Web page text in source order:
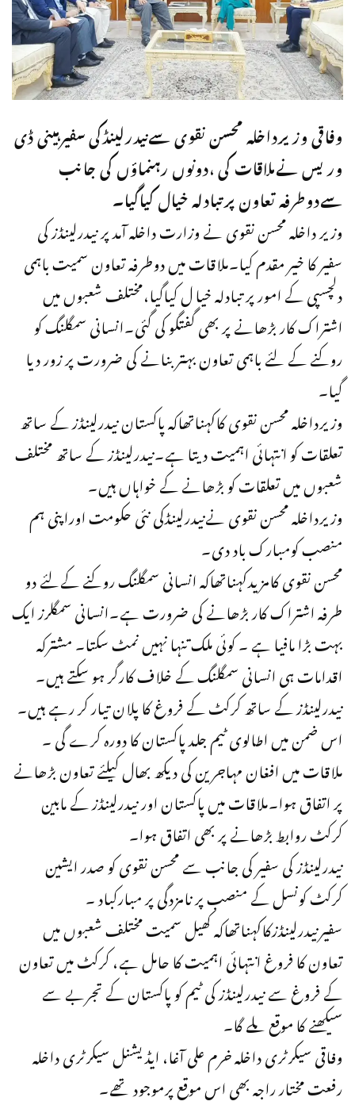
وفاقی وزیرداخلہ محسن نقوی سےنیدرلینڈکی سفیرہینی ڈی
وریس نےملاقات کی ،دونوں رہنماؤں کی جانب
سےدوطرفہ تعاون پرتبادلہ خیال کیاگیا۔
وزیر داخلہ محسن نقوی نے وزارت داخلہ آمد پر نیدرلینڈز کی
سفیر کا خیر مقدم کیا۔ملاقات میں دوطرفہ تعاون سمیت باہمی
دلچسپی کے امور پر تبادلہ خیا ل کیاگیا،مختلف شعبوں میں
اشتراک کار بڑھانے پر بھی گفتگو کی گئی۔انسانی سمگلنگ کو
روکنے کے لئے باہمی تعاون بہتر بنانے کی ضرورت پر زور دیا
گیا۔
وزیرداخلہ محسن نقوی کاکہناتھاکہ پاکستان نیدرلینڈز کے ساتھ
تعلقات کو انتہائی اہمیت دیتا ہے۔نیدرلینڈز کے ساتھ مختلف
شعبوں میں تعلقات کو بڑھانے کے خواہاں ہیں۔
وزیرداخلہ محسن نقوی نےنیدرلینڈکی نئی حکومت اوراپنی ہم
منصب کومبارک باد دی۔
محسن نقوی کامزیدکہناتھاکہ انسانی سمگلنگ روکنے کےلئے دو
طرفہ اشتراک کار بڑھانے کی ضرورت ہے۔انسانی سمگلرز ایک
بہت بڑا مافیا ہے ۔ کوئی ملک تنہا نہیں نمٹ سکتا۔ مشترکہ
اقدامات ہی انسانی سمگلنگ کے خلاف کارگر ہو سکتے ہیں۔
نیدرلینڈز کے ساتھ کرکٹ کے فروغ کا پلان تیار کر رہے ہیں۔
اس ضمن میں اطالوی ٹیم جلد پاکستان کا دورہ کرے گی ۔
ملاقات میں افغان مہاجرین کی دیکھ بھال کیلئے تعاون بڑھانے
پر اتفاق ہوا۔ملاقات میں پاکستان اور نیدرلینڈز کے مابین
کرکٹ روابط بڑھانے پر بھی اتفاق ہوا۔
نیدرلینڈز کی سفیر کی جانب سے محسن نقوی کو صدر ایشین
کرکٹ کونسل کے منصب پر نامزدگی پر مبارکباد ۔
سفیرنیدرلینڈزکاکہناتھاکہ کھیل سمیت مختلف شعبوں میں
تعاون کا فروغ انتہائی اہمیت کا حامل ہے، کرکٹ میں تعاون
کے فروغ سے نیدرلینڈز کی ٹیم کو پاکستان کے تجربے سے
سیکھنے کا موقع ملے گا۔
وفاقی سیکرٹری داخلہ خرم علی آغا، ایڈیشنل سیکرٹری داخلہ
رفعت مختار راجہ بھی اس موقع پرموجود تھے۔